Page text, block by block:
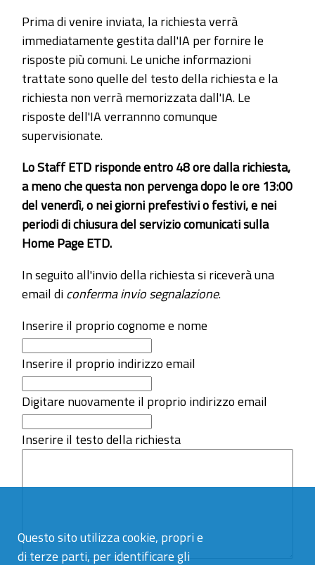
Questo sito utilizza cookie, propri e
di terze parti, per identificare gli
Prima di venire inviata, la richiesta verrà
immediatamente gestita dall'IA per fornire le
risposte più comuni. Le uniche informazioni
trattate sono quelle del testo della richiesta e la
richiesta non verrà memorizzata dall'IA. Le
risposte dell'IA verrannno comunque
supervisionate.
Lo Staff ETD risponde entro 48 ore dalla richiesta,
a meno che questa non pervenga dopo le ore 13:00
del venerdì, o nei giorni prefestivi o festivi, e nei
periodi di chiusura del servizio comunicati sulla
Home Page ETD.
In seguito all'invio della richiesta si riceverà una
email diconferma invio segnalazione.
Inserire il proprio cognome e nome
Inserire il proprio indirizzo email
Digitare nuovamente il proprio indirizzo email
Inserire il testo della richiesta